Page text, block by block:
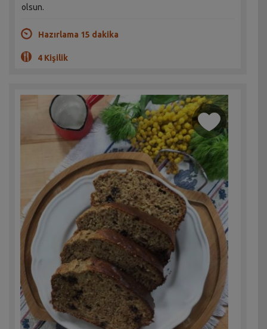
olsun.
Hazırlama 15 dakika
4 Kişilik